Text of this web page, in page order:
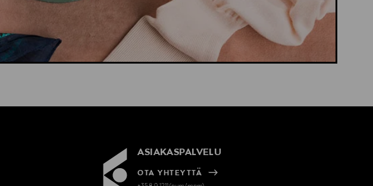
ASIAKASPALVELU
OTA YHTEYTTÄ